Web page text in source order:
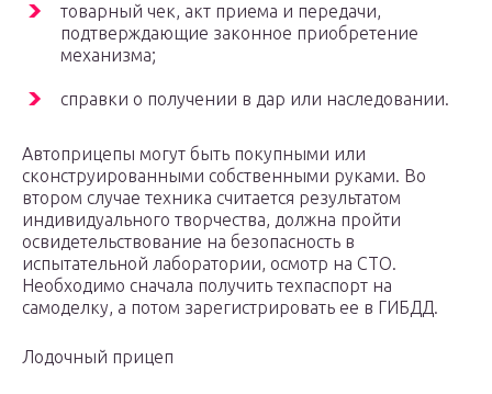
товарный чек, акт приема и передачи,
подтверждающие законное приобретение
механизма;
справки о получении в дар или наследовании.
Автоприцепы могут быть покупными или
сконструированными собственными руками. Во
втором случае техника считается результатом
индивидуального творчества, должна пройти
освидетельствование на безопасность в
испытательной лаборатории, осмотр на СТО.
Необходимо сначала получить техпаспорт на
самоделку, а потом зарегистрировать ее в ГИБДД.
Лодочный прицеп